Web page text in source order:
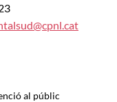
al públic